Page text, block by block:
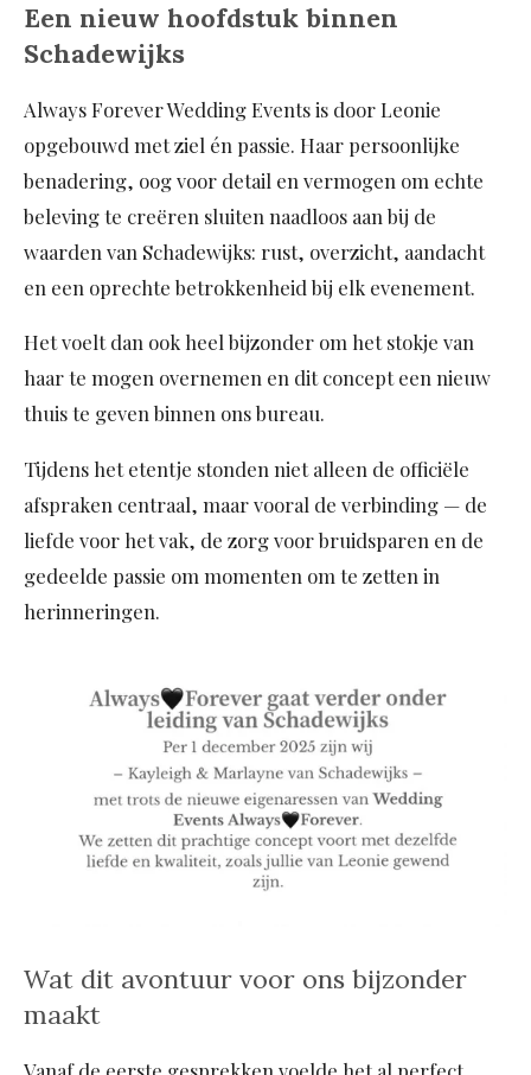
Een nieuw hoofdstuk binnen
Schadewijks
Always Forever Wedding Events is door Leonie
opgebouwd met ziel én passie. Haar persoonlijke
benadering, oog voor detail en vermogen om echte
beleving te creëren sluiten naadloos aan bij de
waarden van Schadewijks: rust, overzicht, aandacht
en een oprechte betrokkenheid bij elk evenement.
Het voelt dan ook heel bijzonder om het stokje van
haar te mogen overnemen en dit concept een nieuw
thuis te geven binnen ons bureau.
Tijdens het etentje stonden niet alleen de officiële
afspraken centraal, maar vooral de verbinding — de
liefde voor het vak, de zorg voor bruidsparen en de
gedeelde passie om momenten om te zetten in
herinneringen.
Wat dit avontuur voor ons bijzonder
maakt